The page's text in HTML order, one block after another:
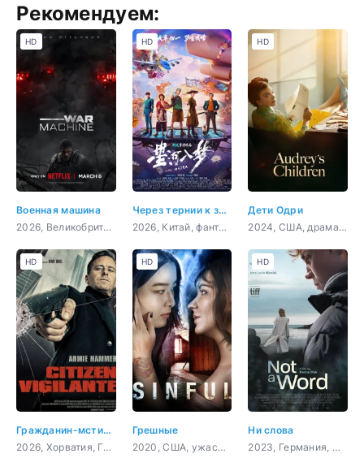
Рекомендуем:
Военная машина
2026, Великобритания, Австралия, Новая Зеландия, США, фантастика, боевик
HD
Через тернии к звёздам
2026, Китай, фантастика, боевик, приключения, комедия
HD
Дети Одри
2024, США, драма, биография
HD
Гражданин-мститель
2026, Хорватия, Германия, боевик, триллер, криминал
HD
Грешные
2020, США, ужасы, триллер
HD
Ни слова
2023, Германия, Словения, Франция, драма
HD